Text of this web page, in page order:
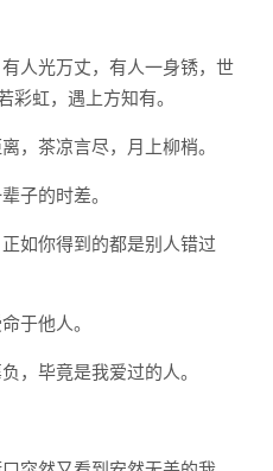
人光万丈，有人一身锈，世
彩虹，遇上方知有。
，茶凉言尽，月上柳梢。
子的时差。
如你得到的都是别人错过
于他人。
，毕竟是我爱过的人。